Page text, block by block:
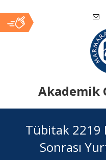
Akademik
İçerikTübitak 2219
Sonrası